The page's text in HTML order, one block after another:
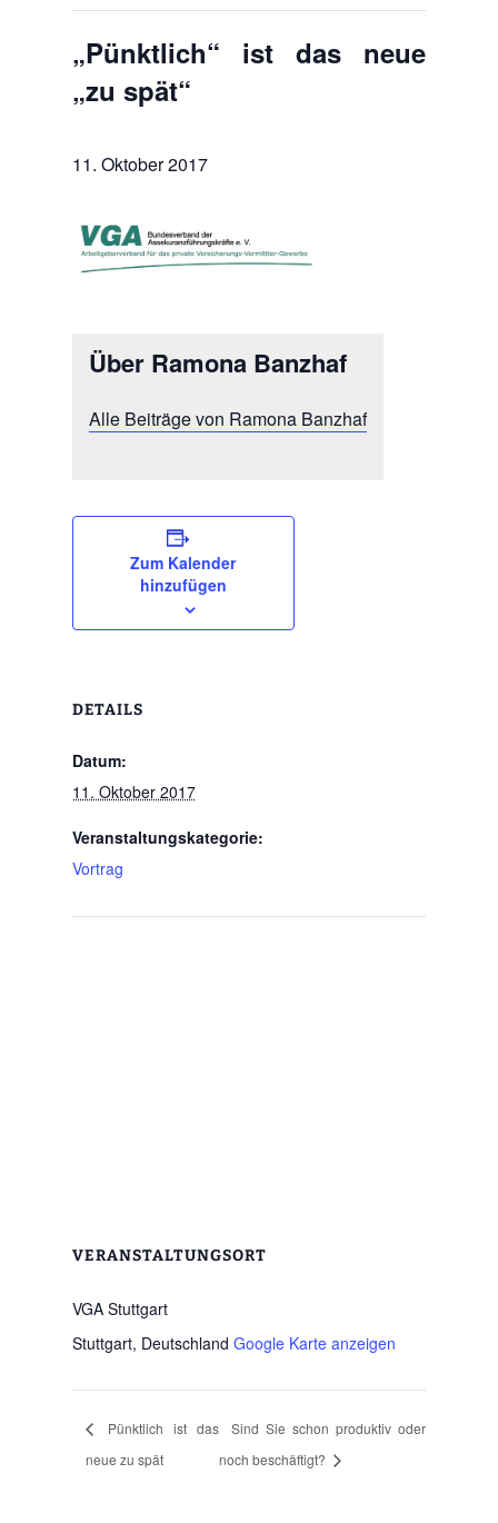
„Pünktlich“ ist das neue
„zu spät“
11. Oktober 2017
Über Ramona Banzhaf
Alle Beiträge von Ramona Banzhaf
Zum Kalender
hinzufügen
DETAILS
Datum:
11. Oktober 2017
Veranstaltungskategorie:
Vortrag
VERANSTALTUNGSORT
VGA Stuttgart
Stuttgart, Deutschland Google Karte anzeigen
Pünktlich ist das
neue zu spät
Sind Sie schon produktiv oder
noch beschäftigt?